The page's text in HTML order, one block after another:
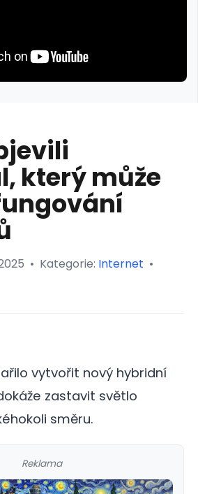
který může
• Kategorie: Internet •
vytvořit nový hybridní
zastavit světlo
směru.
Reklama